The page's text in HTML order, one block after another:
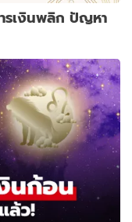
รเงินพลิก ปัญหา